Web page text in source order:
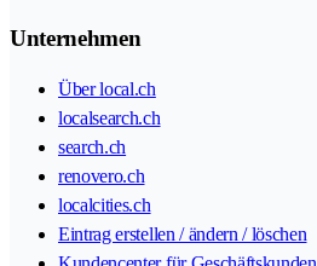
Unternehmen
Über local.ch
localsearch.ch
search.ch
renovero.ch
localcities.ch
Eintrag erstellen / ändern / löschen